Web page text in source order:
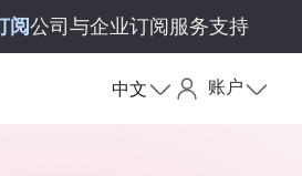
阅公司与企业订阅服务支持
中文 账户